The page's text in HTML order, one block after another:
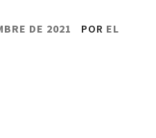
DE 2021 POR EL